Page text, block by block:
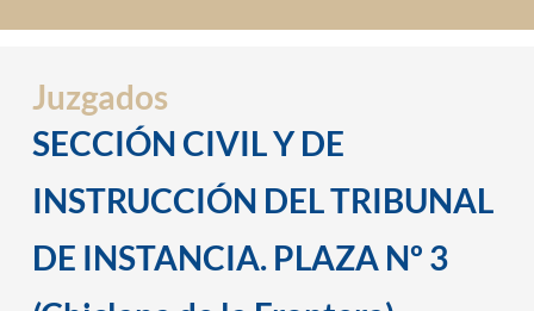
Juzgados
SECCIÓN CIVIL Y DE
INSTRUCCIÓN DEL TRIBUNAL
DE INSTANCIA. PLAZA Nº 3